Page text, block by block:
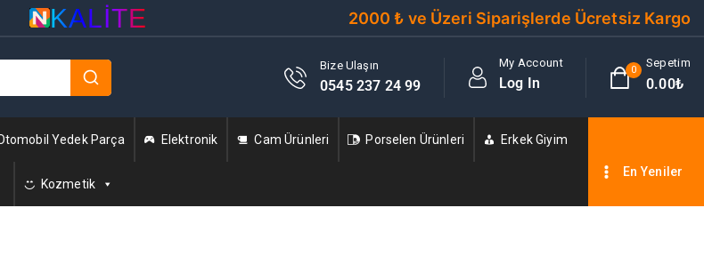
KALITE 2000 ₺ ve Üzeri Siparişlerde Ücretsiz Kargo
Bize Ulaşın
0545 237 24 99
My Account
Log In
0
Sepetim
0.00₺
Yedek Parça Elektronik Cam Ürünleri Porselen Ürünleri Erkek Giyim
Kozmetik
En Yeniler